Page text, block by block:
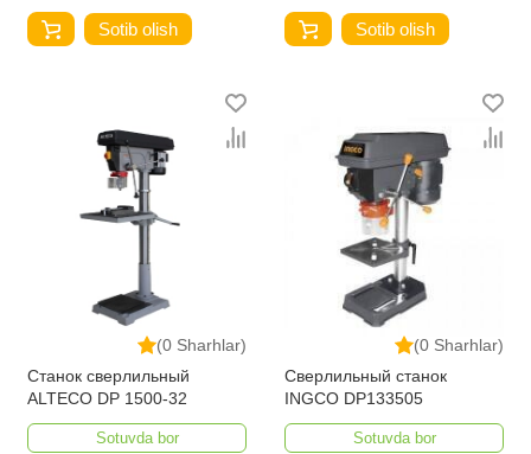
Sotib olish Sotib olish
(0 Sharhlar)
Станок сверлильный
ALTECO DP 1500-32
Sotuvda bor
(0 Sharhlar)
Сверлильный станок
INGCO DP133505
Sotuvda bor